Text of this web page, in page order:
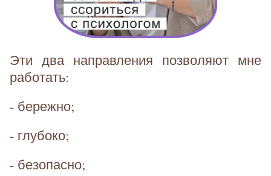
Эти два направления позволяют мне
работать:
- бережно;
- глубоко;
- безопасно;